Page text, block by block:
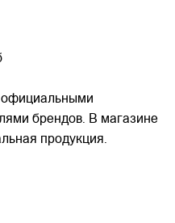
официальными
брендов. В магазине
продукция.